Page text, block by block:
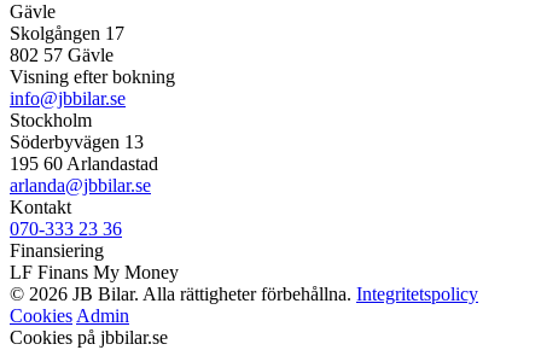
Gävle
Skolgången 17
802 57 Gävle
Visning efter bokning
info@jbbilar.se
Stockholm
Söderbyvägen 13
195 60 Arlandastad
arlanda@jbbilar.se
Kontakt
070-333 23 36
Finansiering
LF Finans My Money
© 2026 JB Bilar. Alla rättigheter förbehållna. Integritetspolicy
Cookies Admin
Cookies på jbbilar.se